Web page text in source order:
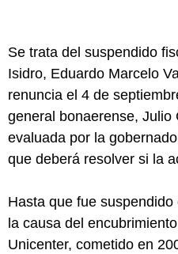
Se trata del suspendido
Isidro, Eduardo Marcelo
renuncia el 4 de
general bonaerense,
evaluada por la
que deberá resolver si la
Hasta que fue
la causa del
Unicenter, cometido en